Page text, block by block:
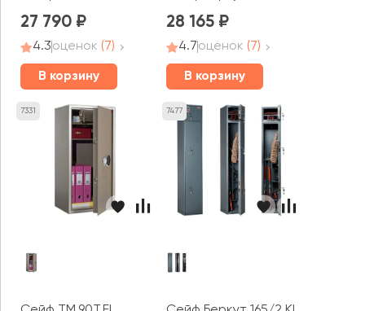
27 790
4.3оценок (7)
В корзину
28 165
4.7оценок (7)
В корзину
7331 7477